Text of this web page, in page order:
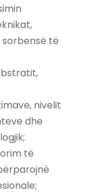
të
nivelit
dhe
të